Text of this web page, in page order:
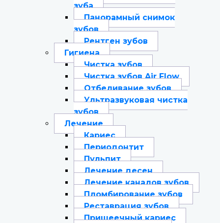
зуба
Панорамный снимок
зубов
Рентген зубов
Гигиена
Чистка зубов
Чистка зубов Air Flow
Отбеливание зубов
Ультразвуковая чистка
зубов
Лечение
Кариес
Периодонтит
Пульпит
Лечение десен
Лечение каналов зубов
Пломбирование зубов
Реставрация зубов
Пришеечный кариес